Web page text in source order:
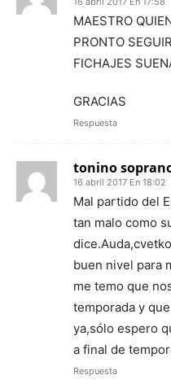
MAESTRO
PRONTO
FICHAJES
GRACIAS
Respuesta
tonino
16 abril 2017 En 18:02
Mal partido del
tan malo como
buen nivel para
me temo que
temporada y
ya,sólo espero
a final de
Respuesta